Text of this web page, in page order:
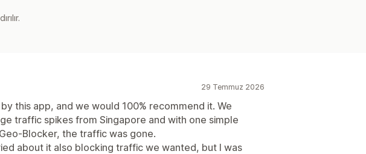
29 Temmuz 2026
this app, and we would 100% recommend it. We
traffic spikes from Singapore and with one simple
Blocker, the traffic was gone.
about it also blocking traffic we wanted, but I was